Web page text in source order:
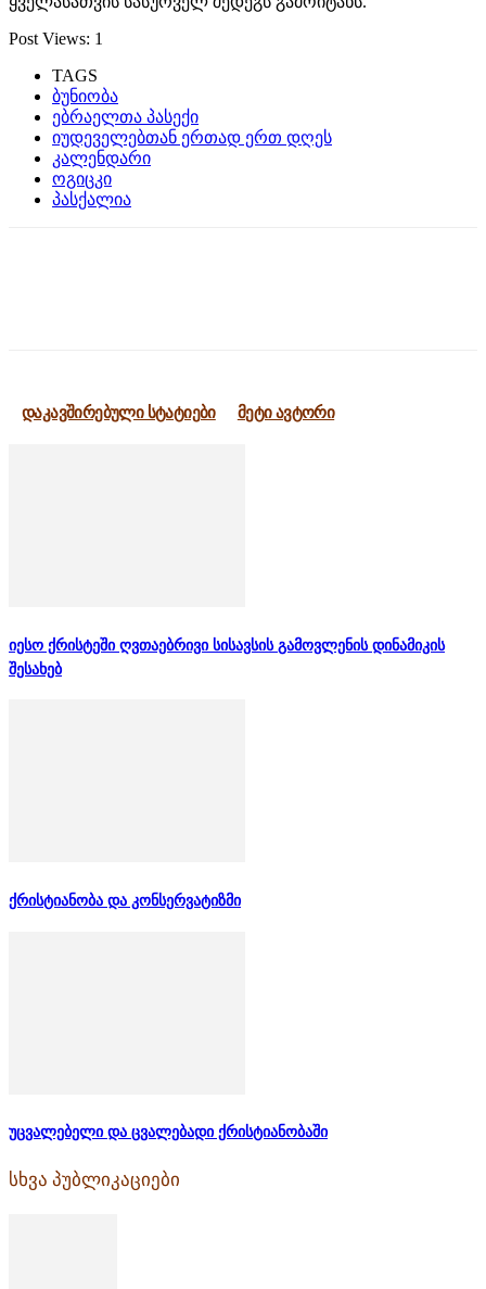
Post Views: 1
TAGS
ბუნიობა
ებრაელთა პასექი
იუდეველებთან ერთად ერთ დღეს
კალენდარი
ოგიცკი
პასქალია
დაკავშირებული სტატიები მეტი ავტორი
იესო ქრისტეში ღვთაებრივი სისავსის გამოვლენის დინამიკის
შესახებ
ქრისტიანობა და კონსერვატიზმი
უცვალებელი და ცვალებადი ქრისტიანობაში
სხვა პუბლიკაციები